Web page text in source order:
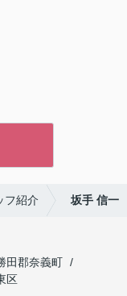
フ紹介 坂手 信一
田郡奈義町
区